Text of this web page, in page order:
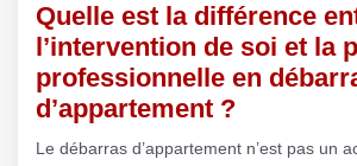
Quelle est la différence
l’intervention de soi et la
professionnelle en
d’appartement ?
Le débarras d’appartement n’est pas un